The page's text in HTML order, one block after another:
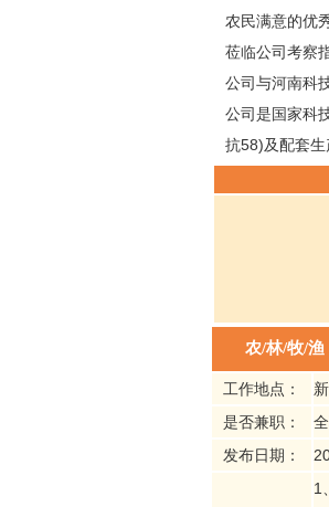
农民满意的优
莅临公司考察
公司与河南科
公司是国家科
抗58)及配套生
农/林/牧/渔
工作地点：
是否兼职：
发布日期：
1